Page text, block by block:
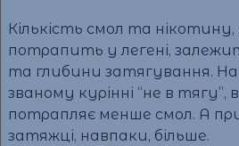
Кількість смол та
потрапить у легені,
та глибини затягування.
званому курінні “не в тягу”,
потрапляє менше смол. А при
затяжці, навпаки, більше.